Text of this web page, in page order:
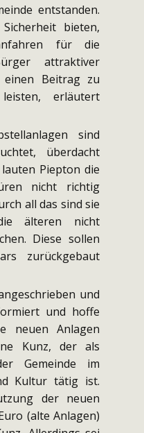
entstanden.
bieten,
für die
attraktiver
Beitrag zu
erläutert
sind
überdacht
Piepton die
nicht richtig
all das sind sie
älteren nicht
Diese sollen
zurückgebaut
und
und hoffe
neuen Anlagen
Kunz, der als
Gemeinde im
Kultur tätig ist.
der neuen
(alte Anlagen)